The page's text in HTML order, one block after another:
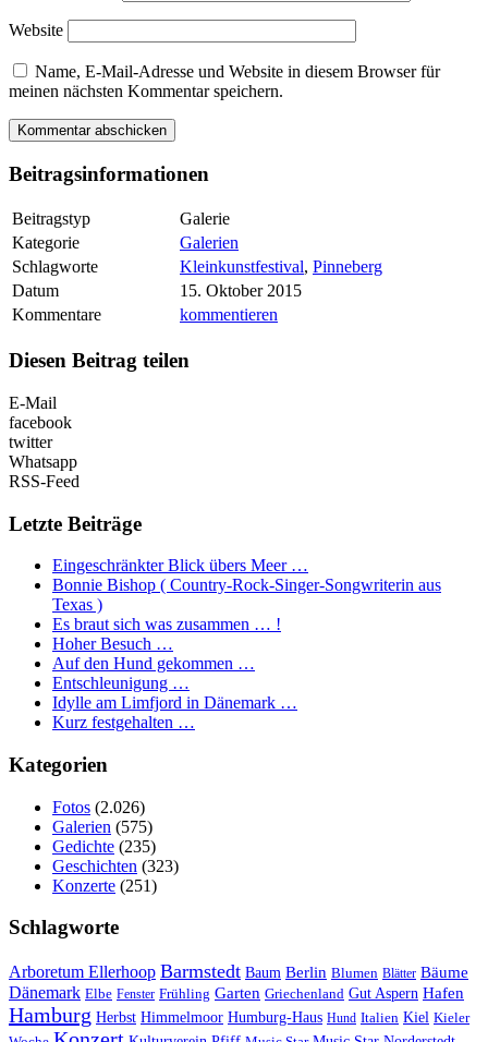
Website
Name, E-Mail-Adresse und Website in diesem Browser für
meinen nächsten Kommentar speichern.
Beitragsinformationen
Beitragstyp
Galerie
Kategorie
Galerien
Schlagworte
Kleinkunstfestival, Pinneberg
Datum
15. Oktober 2015
Kommentare
kommentieren
Diesen Beitrag teilen
E-Mail
facebook
twitter
Whatsapp
RSS-Feed
Letzte Beiträge
Eingeschränkter Blick übers Meer …
Bonnie Bishop ( Country-Rock-Singer-Songwriterin aus
Texas )
Es braut sich was zusammen … !
Hoher Besuch …
Auf den Hund gekommen …
Entschleunigung …
Idylle am Limfjord in Dänemark …
Kurz festgehalten …
Kategorien
Fotos (2.026)
Galerien (575)
Gedichte (235)
Geschichten (323)
Konzerte (251)
Schlagworte
Arboretum Ellerhoop Barmstedt Baum Berlin Blumen Blätter Bäume
Dänemark Elbe Fenster Frühling Garten Griechenland Gut Aspern Hafen
Hamburg Herbst Himmelmoor Humburg-Haus Hund Italien Kiel Kieler